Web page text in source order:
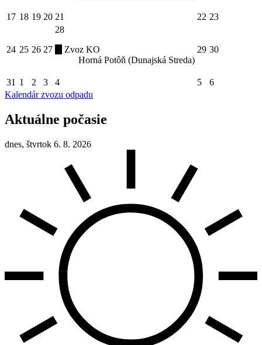
17 18 19 20 21 22 23
24 25 26 27
28
Zvoz KO
Horná Potôň (Dunajská Streda)
29 30
31 1 2 3 4 5
6
Kalendár zvozu odpadu
Aktuálne počasie
dnes, štvrtok 6. 8. 2026